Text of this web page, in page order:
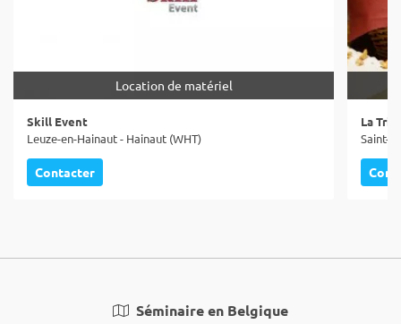
Location de matériel
Skill Event
Leuze-en-Hainaut - Hainaut (WHT)
Contacter
La
Saint-
Séminaire en Belgique